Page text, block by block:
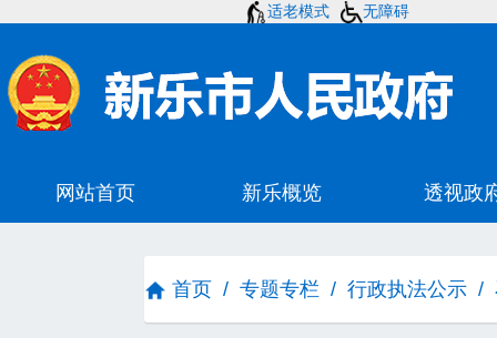
适老模式 无障碍
首页 / 专题专栏 / 行政执法公示 /